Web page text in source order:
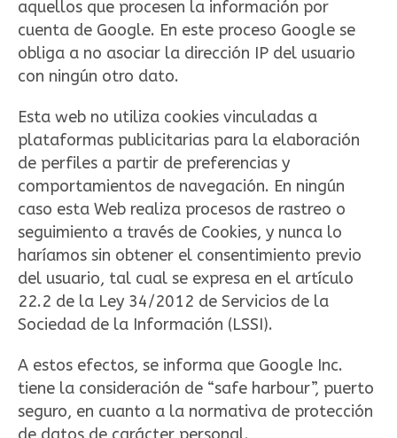
aquellos que procesen la información por
cuenta de Google. En este proceso Google se
obliga a no asociar la dirección IP del usuario
con ningún otro dato.
Esta web no utiliza cookies vinculadas a
plataformas publicitarias para la elaboración
de perfiles a partir de preferencias y
comportamientos de navegación. En ningún
caso esta Web realiza procesos de rastreo o
seguimiento a través de Cookies, y nunca lo
haríamos sin obtener el consentimiento previo
del usuario, tal cual se expresa en el artículo
22.2 de la Ley 34/2012 de Servicios de la
Sociedad de la Información (LSSI).
A estos efectos, se informa que Google Inc.
tiene la consideración de “safe harbour”, puerto
seguro, en cuanto a la normativa de protección